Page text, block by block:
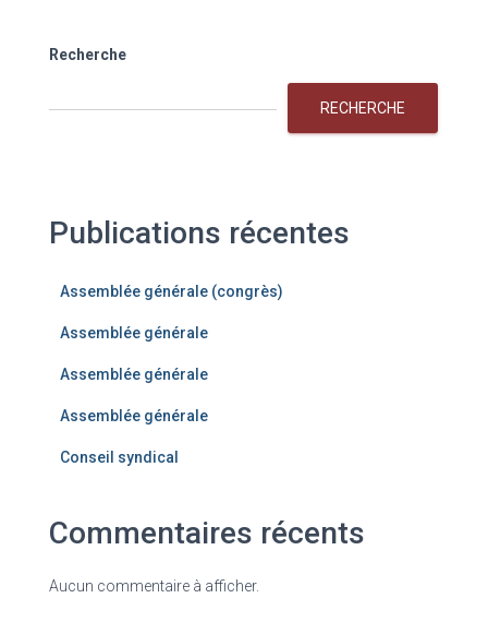
Recherche
RECHERCHE
Publications récentes
Assemblée générale (congrès)
Assemblée générale
Assemblée générale
Assemblée générale
Conseil syndical
Commentaires récents
Aucun commentaire à afficher.